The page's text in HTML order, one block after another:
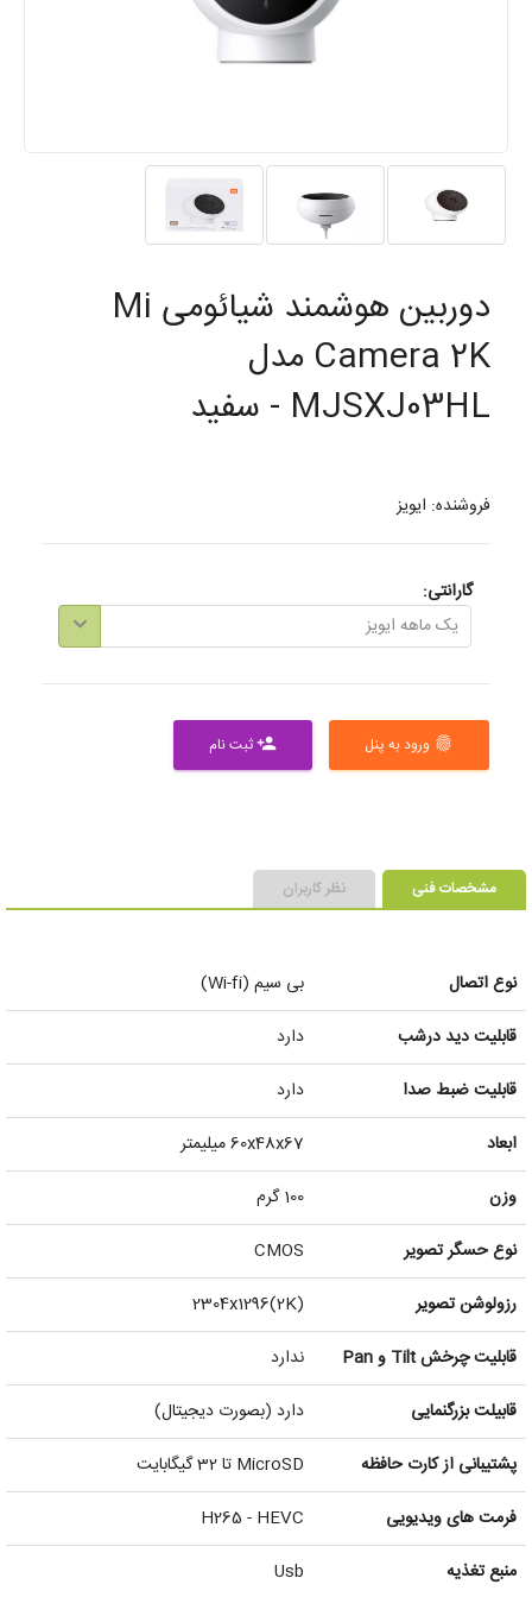
دوربین هوشمند شیائومی Mi
Camera 2K مدل
MJSXJ03HL - سفید
فروشنده: ایویز
گارانتی:
یک ماهه ایویز
fingerprint ورود به پنل person_addثبت نام
مشخصات فنی نظر کاربران
نوع اتصال
بی سیم (Wi-fi)
قابلیت دید درشب
دارد
قابلیت ضبط صدا
دارد
ابعاد
60x48x67 میلیمتر
وزن
100 گرم
نوع حسگر تصویر
CMOS
رزولوشن تصویر
2304x1296(2K)
قابلیت چرخش Tilt و Pan
ندارد
قابیلت بزرگنمایی
دارد (بصورت دیجیتال)
پشتیبانی از کارت حافظه
MicroSD تا 32 گیگابایت
فرمت های ویدیویی
H265 - HEVC
منبع تغذیه
Usb